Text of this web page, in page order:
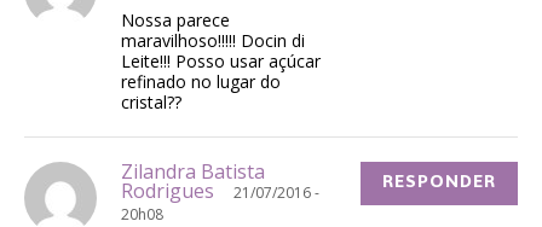
Nossa parece
maravilhoso!!!!! Docin di
Leite!!! Posso usar açúcar
refinado no lugar do
cristal??
Zilandra Batista
Rodrigues
21/07/2016 -
20h08
RESPONDER